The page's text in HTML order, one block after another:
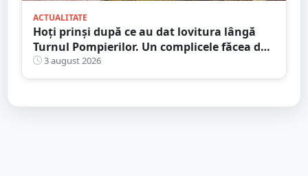
ACTUALITATE
Hoți prinși după ce au dat lovitura lângă
Turnul Pompierilor. Un complicele făcea de
pază
3 august 2026